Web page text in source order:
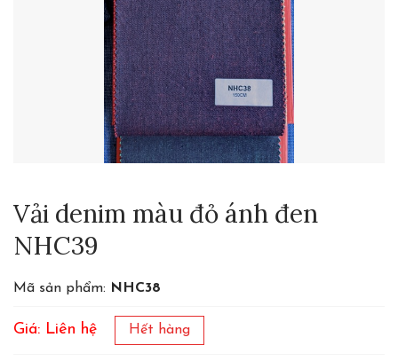
Vải denim màu đỏ ánh đen
NHC39
Mã sản phẩm: NHC38
Giá: Liên hệ Hết hàng